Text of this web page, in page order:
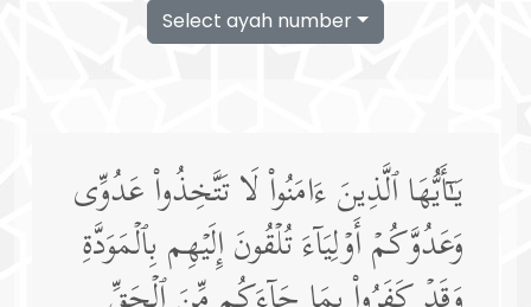
Select ayah number
یَـٰۤأَیُّهَا ٱلَّذِینَ ءَامَنُوا۟ لَا تَتَّخِذُوا۟ عَدُوِّی
وَعَدُوَّكُمۡ أَوۡلِیَاۤءَ تُلۡقُونَ إِلَیۡهِم بِٱلۡمَوَدَّةِ